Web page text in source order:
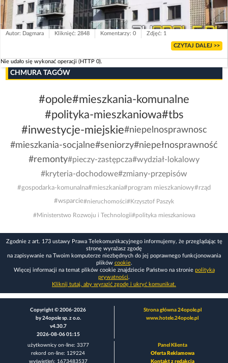
Autor: Dagmara Kliknięć: 2848 Komentarzy: 0 Zdjęć: 1
CZYTAJ DALEJ >>
Nie udało się wykonać operacji (HTTP 0).
CHMURA TAGÓW
#opole#mieszkania-komunalne
#polityka-mieszkaniowa#tbs
#inwestycje-miejskie#niepelnosprawnosc
#mieszkania-socjalne#seniorzy#niepełnosprawność
#remonty#pieczy-zastępcza#wydział-lokalowy
#kryteria-dochodowe#zmiany-przepisów
#gospodarka-komunalna#mieszkania#program mieszkaniowy#rząd
#wsparcie#nieruchomości#Krzysztof Paszyk
#Ministerstwo Rozwoju i Technologii#polityka mieszkaniowa
Zgodnie z art. 173 ustawy Prawa Telekomunikacyjnego informujemy, że przeglądając tę
stronę wyrażasz zgodę
na zapisywanie na Twoim komputerze niezbędnych do jej poprawnego funkcjonowania
plików cookie.
Więcej informacji na temat plików cookie znajdziecie Państwo na stronie polityka
prywatności.
Kliknij tutaj, aby wyrazić zgodę i ukryć komunikat.
Copyright © 2006-2026
by 24opole sp. z o.o.
v4.30.7
2026-08-06 01:15
Strona główna 24opole.pl
www.hotele.24opole.pl
użytkownicy on-line: 3377
rekord on-line: 129224
wyświetleń: 1673483537
Panel Klienta
Oferta Reklamowa
Kontakt z redakcją